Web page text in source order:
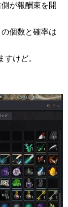
が報酬束を開
個数と確率は
けど。